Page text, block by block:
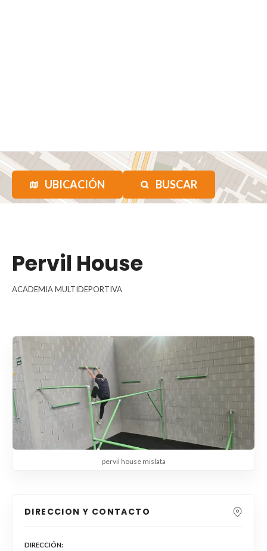
UBICACIÓN BUSCAR
Pervil House
ACADEMIA MULTIDEPORTIVA
pervil house mislata
DIRECCION Y CONTACTO
DIRECCIÓN